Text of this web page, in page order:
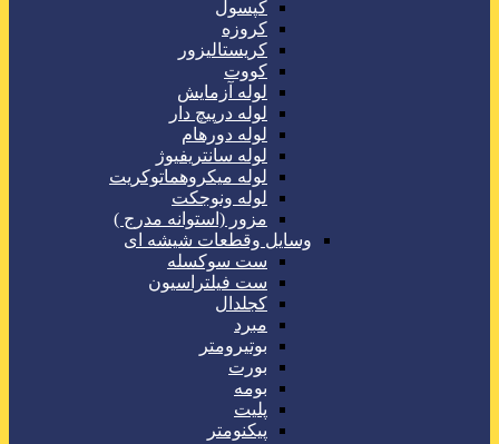
کپسول
کروزه
کریستالیزور
کووت
لوله آزمایش
لوله درپیچ دار
لوله دورهام
لوله سانتریفیوژ
لوله میکروهماتوکریت
لوله ونوجکت
مزور (استوانه مدرج )
وسایل وقطعات شیشه ای
ست سوکسله
ست فیلتراسیون
کجلدال
مبرد
بوتیرومتر
بورت
بومه
پلیت
پیکنومتر